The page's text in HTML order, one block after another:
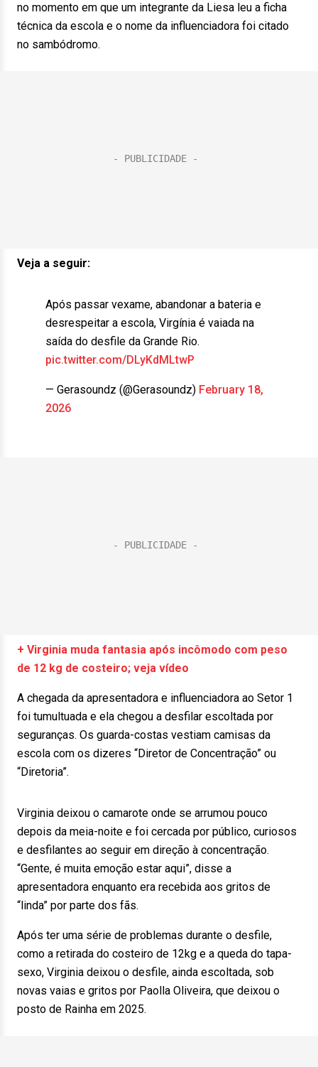
no momento em que um integrante da Liesa leu a ficha
técnica da escola e o nome da influenciadora foi citado
no sambódromo.
Veja a seguir:
Após passar vexame, abandonar a bateria e
desrespeitar a escola, Virgínia é vaiada na
saída do desfile da Grande Rio.
pic.twitter.com/DLyKdMLtwP
— Gerasoundz (@Gerasoundz) February 18,
2026
+ Virginia muda fantasia após incômodo com peso
de 12 kg de costeiro; veja vídeo
A chegada da apresentadora e influenciadora ao Setor 1
foi tumultuada e ela chegou a desfilar escoltada por
seguranças. Os guarda-costas vestiam camisas da
escola com os dizeres “Diretor de Concentração” ou
“Diretoria”.
Virginia deixou o camarote onde se arrumou pouco
depois da meia-noite e foi cercada por público, curiosos
e desfilantes ao seguir em direção à concentração.
“Gente, é muita emoção estar aqui”, disse a
apresentadora enquanto era recebida aos gritos de
“linda” por parte dos fãs.
Após ter uma série de problemas durante o desfile,
como a retirada do costeiro de 12kg e a queda do tapa-
sexo, Virginia deixou o desfile, ainda escoltada, sob
novas vaias e gritos por Paolla Oliveira, que deixou o
posto de Rainha em 2025.